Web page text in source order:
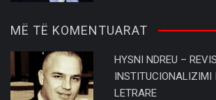
MË TË KOMENTUARAT
HYSNI NDREU –
INSTITUCIONALIZIMI
LETRARE